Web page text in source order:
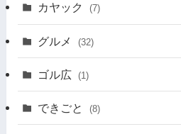
カヤック (7)
グルメ (32)
ゴル広 (1)
できごと (8)